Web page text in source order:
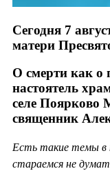
Сегодня 7
матери
О смерти как о
настоятель
селе Поярково
священник
Есть такие темы
стараемся не